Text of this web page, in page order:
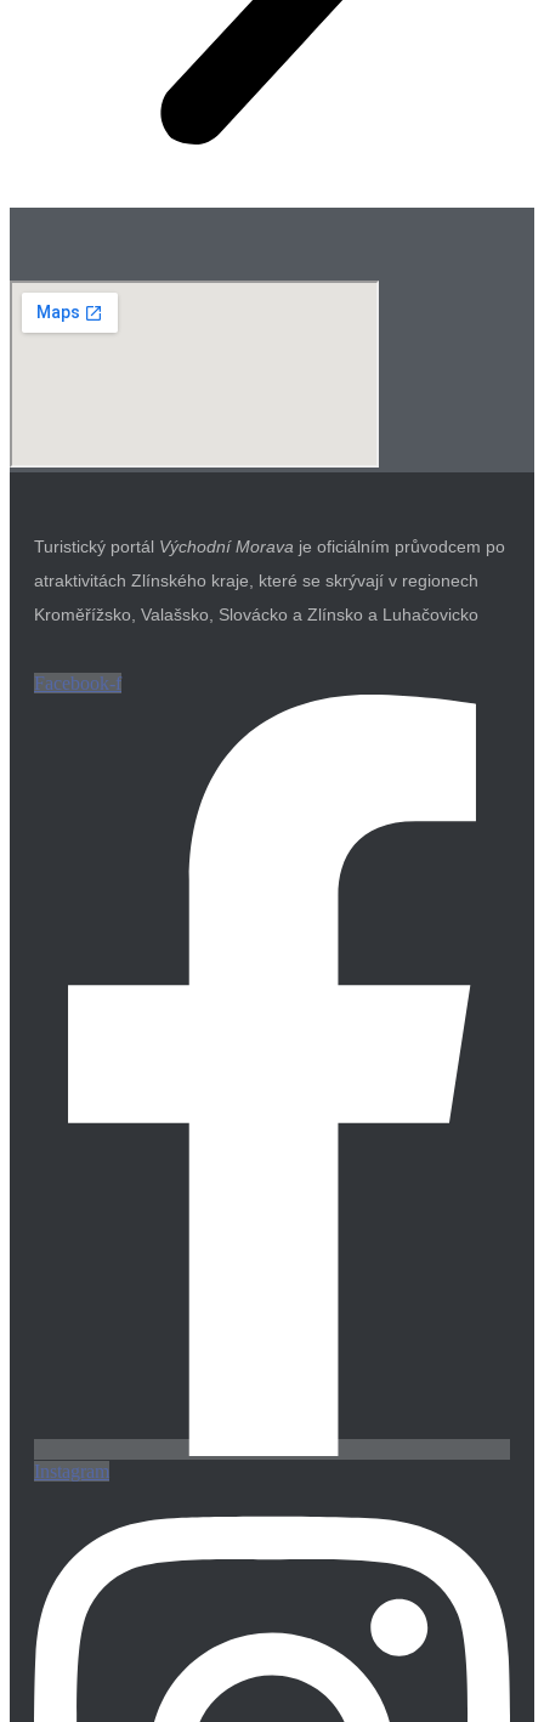
Turistický portál Východní Morava je oficiálním průvodcem po
atraktivitách Zlínského kraje, které se skrývají v regionech
Kroměřížsko, Valašsko, Slovácko a Zlínsko a Luhačovicko
Facebook-f
Instagram